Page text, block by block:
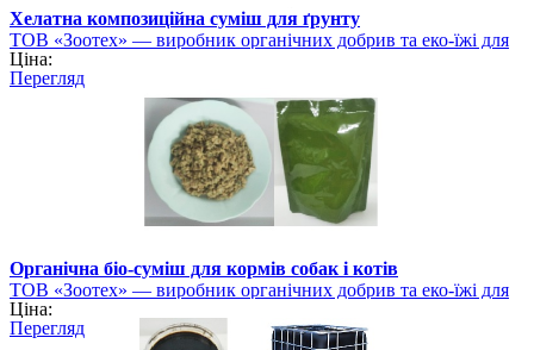
Хелатна композиційна суміш для ґрунту
ТОВ «Зоотех» — виробник органічних добрив та еко-їжі для
тварин
Ціна:
Перегляд
Органічна біо-суміш для кормів собак і котів
ТОВ «Зоотех» — виробник органічних добрив та еко-їжі для
тварин
Ціна:
Перегляд